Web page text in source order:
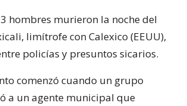
hombres murieron la noche del
limítrofe con Calexico (EEUU),
policías y presuntos sicarios.
comenzó cuando un grupo
a un agente municipal que